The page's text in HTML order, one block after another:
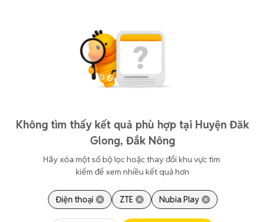
Không tìm thấy kết quả phù hợp tại Huyện Đăk
Glong, Đắk Nông
Hãy xóa một số bộ lọc hoặc thay đổi khu vực tìm
kiếm để xem nhiều kết quả hơn
Điện thoại ZTE Nubia Play